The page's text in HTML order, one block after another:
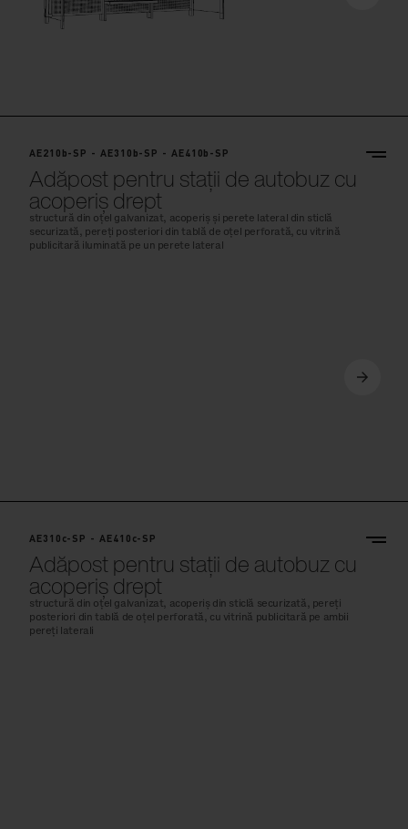
Adăpost pentru stații de autobuz cu
acoperiș drept
structură din oțel galvanizat, acoperiș și perete lateral din sticlă
securizată, pereți posteriori din tablă de oțel perforată, cu vitrină
publicitară iluminată pe un perete lateral
Adăpost pentru stații de autobuz cu
acoperiș drept
structură din oțel galvanizat, acoperiș din sticlă securizată, pereți
posteriori din tablă de oțel perforată, cu vitrină publicitară pe ambii
pereți laterali